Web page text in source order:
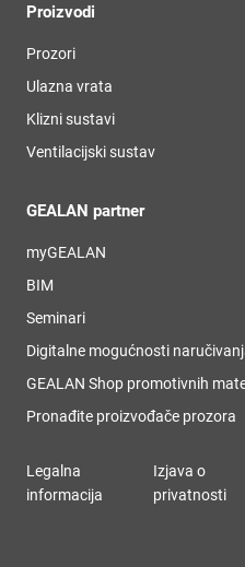
Proizvodi
Prozori
Ulazna vrata
Klizni sustavi
Ventilacijski sustav
GEALAN partner
myGEALAN
BIM
Seminari
Digitalne mogućnosti
GEALAN Shop promotivnih
Pronađite proizvođače prozora
Legalna
informacija
Izjava o
privatnosti